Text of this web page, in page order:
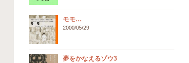
モモ…
2000/05/29
夢をかなえるゾウ3